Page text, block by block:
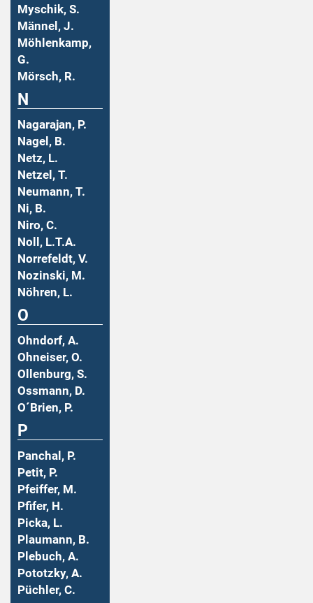
Myschik, S.
Männel, J.
Möhlenkamp,
G.
Mörsch, R.
N
Nagarajan, P.
Nagel, B.
Netz, L.
Netzel, T.
Neumann, T.
Ni, B.
Niro, C.
Noll, L.T.A.
Norrefeldt, V.
Nozinski, M.
Nöhren, L.
O
Ohndorf, A.
Ohneiser, O.
Ollenburg, S.
Ossmann, D.
O´Brien, P.
P
Panchal, P.
Petit, P.
Pfeiffer, M.
Pfifer, H.
Picka, L.
Plaumann, B.
Plebuch, A.
Pototzky, A.
Püchler, C.